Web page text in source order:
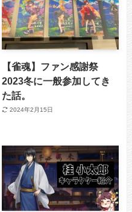
【雀魂】ファン感謝祭
2023冬に一般参加してき
た話。
2024年2月15日